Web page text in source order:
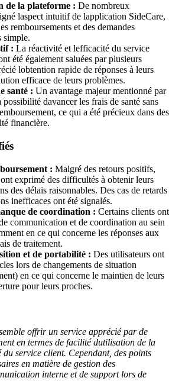
de la plateforme : De nombreux
laspect intuitif de lapplication SideCare,
remboursements et des demandes
simple.
: La réactivité et lefficacité du service
été également saluées par plusieurs
lobtention rapide de réponses à leurs
efficace de leurs problèmes.
santé : Un avantage majeur mentionné par
possibilité davancer les frais de santé sans
ce qui a été précieux dans des
financière.
: Malgré des retours positifs,
exprimé des difficultés à obtenir leurs
des délais raisonnables. Des cas de retards
inefficaces ont été signalés.
de coordination : Certains clients ont
communication et de coordination au sein
en ce qui concerne les réponses aux
de traitement.
et de portabilité : Des utilisateurs ont
lors de changements de situation
en ce qui concerne le maintien de leurs
pour leurs proches.
offrir un service apprécié par de
en termes de facilité dutilisation de la
service client. Cependant, des points
en matière de gestion des
interne et de support lors de